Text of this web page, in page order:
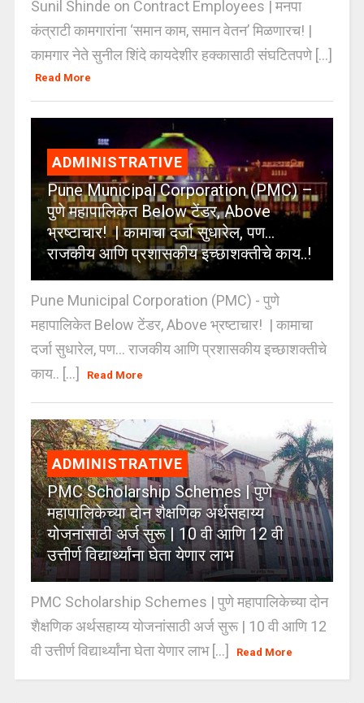
Sunil Shinde on Contract Employees | मनपा
कंत्राटी कामगारांना ‘समान काम, समान वेतन’ मिळणारच! |
कामगार नेते सुनील शिंदे कायदेशीर हक्कासाठी संघटितपणे [...]
Read More
ADMINISTRATIVE
Pune Municipal Corporation (PMC) –
पुणे महापालिकेत Below टेंडर, Above
भ्रष्टाचार! | कामाचा दर्जा सुधारेल, पण…
राजकीय आणि प्रशासकीय इच्छाशक्तीचे काय..!
Pune Municipal Corporation (PMC) - पुणे
महापालिकेत Below टेंडर, Above भ्रष्टाचार! | कामाचा
दर्जा सुधारेल, पण… राजकीय आणि प्रशासकीय इच्छाशक्तीचे
काय.. [...]
Read More
ADMINISTRATIVE
PMC Scholarship Schemes | पुणे
महापालिकेच्या दोन शैक्षणिक अर्थसहाय्य
योजनांसाठी अर्ज सुरू | 10 वी आणि 12 वी
उत्तीर्ण विद्यार्थ्यांना घेता येणार लाभ
PMC Scholarship Schemes | पुणे महापालिकेच्या दोन
शैक्षणिक अर्थसहाय्य योजनांसाठी अर्ज सुरू | 10 वी आणि 12
वी उत्तीर्ण विद्यार्थ्यांना घेता येणार लाभ [...]
Read More